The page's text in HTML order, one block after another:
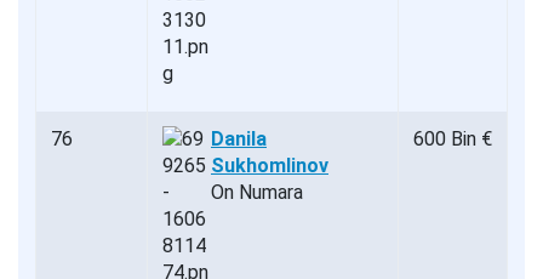
76
Danila
Sukhomlinov
On Numara
600 Bin €